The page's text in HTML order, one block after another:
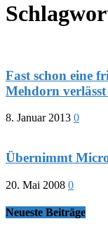
Fast schon eine
Mehdorn
8. Januar 2013 0
Übernimmt
20. Mai 2008 0
Neueste Beiträge